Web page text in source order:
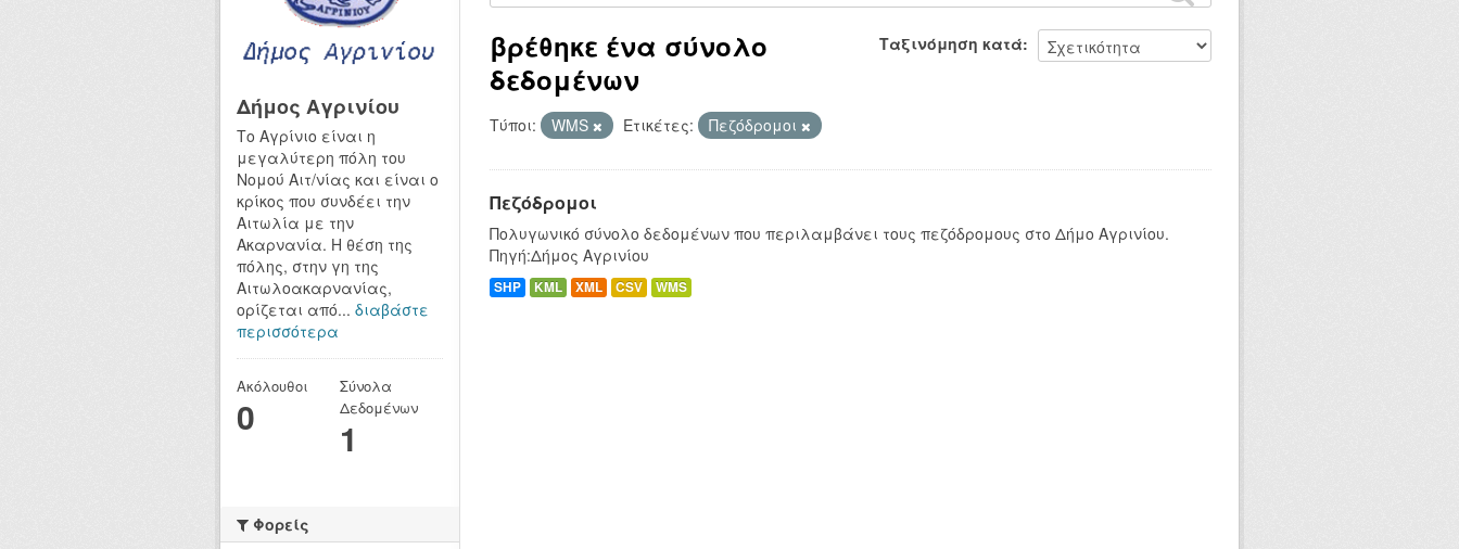
Ταξινόμηση κατά
βρέθηκε ένα σύνολο
δεδομένων
Τύποι: WMS Ετικέτες: Πεζόδρομοι
Πεζόδρομοι
Πολυγωνικό σύνολο δεδομένων που περιλαμβάνει τους πεζόδρομους στο Δήμο Αγρινίου.
Πηγή:Δήμος Αγρινίου
SHP KML XML CSV WMS
Δήμος Αγρινίου
Το Αγρίνιο είναι η
μεγαλύτερη πόλη του
Νομού Αιτ/νίας και είναι ο
κρίκος που συνδέει την
Αιτωλία με την
Ακαρνανία. Η θέση της
πόλης, στην γη της
Αιτωλοακαρνανίας,
ορίζεται από... διαβάστε
περισσότερα
Ακόλουθοι
0
Σύνολα
Δεδομένων
1
Φορείς